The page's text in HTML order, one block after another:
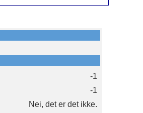
-1
-1
Nei, det er det ikke.